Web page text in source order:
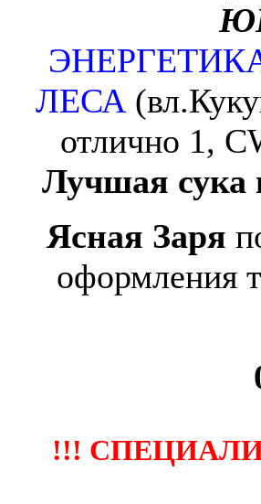
ЛЕСА
отлично 1,
Лучшая
Ясная Заря
оформления
!!!